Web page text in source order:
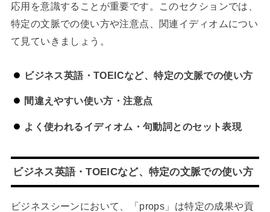
応用を意識することが重要です。このセクションでは、
特定の文脈での使い方や注意点、関連イディオムについ
て見ていきましょう。
ビジネス英語・TOEICなど、特定の文脈での使い方
間違えやすい使い方・注意点
よく使われるイディオム・句動詞とのセット表現
ビジネス英語・TOEICなど、特定の文脈での使い方
ビジネスシーンにおいて、「props」は特定の成果や貢